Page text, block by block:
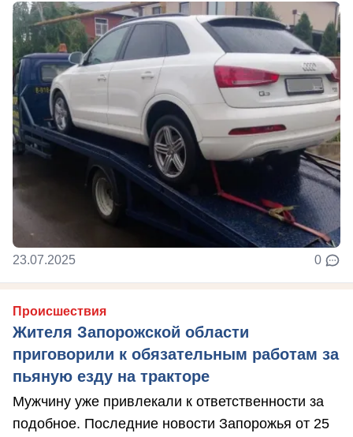
23.07.2025 0
Происшествия
Жителя Запорожской области
приговорили к обязательным работам за
пьяную езду на тракторе
Мужчину уже привлекали к ответственности за
подобное. Последние новости Запорожья от 25